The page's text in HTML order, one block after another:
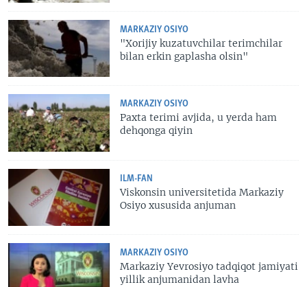
MARKAZIY OSIYO
"Xorijiy kuzatuvchilar terimchilar
bilan erkin gaplasha olsin"
MARKAZIY OSIYO
Paxta terimi avjida, u yerda ham
dehqonga qiyin
ILM-FAN
Viskonsin universitetida Markaziy
Osiyo xususida anjuman
MARKAZIY OSIYO
Markaziy Yevrosiyo tadqiqot jamiyati
yillik anjumanidan lavha